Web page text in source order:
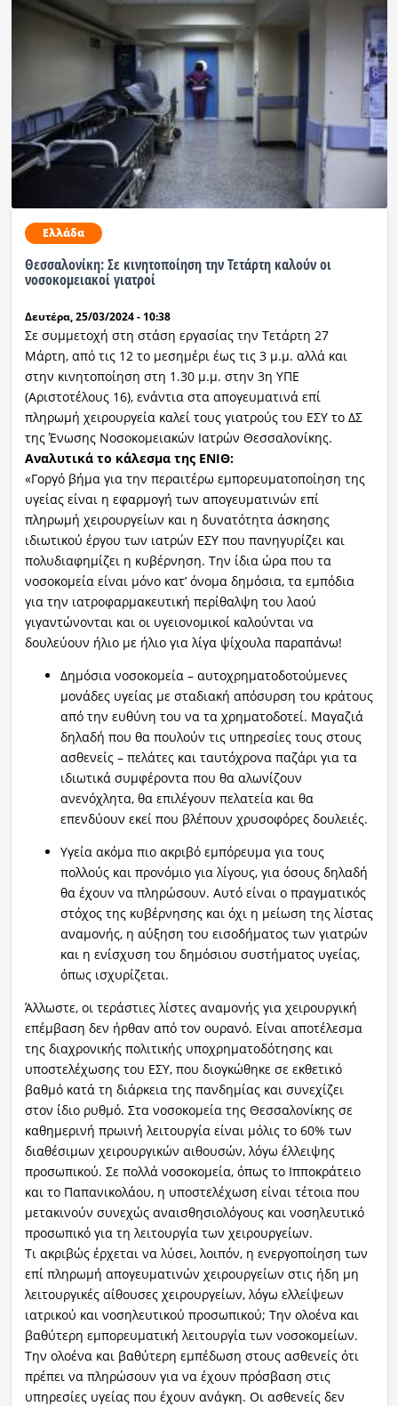
Ελλάδα
Θεσσαλονίκη: Σε κινητοποίηση την Τετάρτη καλούν οι
νοσοκομειακοί γιατροί
Δευτέρα, 25/03/2024 - 10:38
Σε συμμετοχή στη στάση εργασίας την Τετάρτη 27
Μάρτη, από τις 12 το μεσημέρι έως τις 3 μ.μ. αλλά και
στην κινητοποίηση στη 1.30 μ.μ. στην 3η ΥΠΕ
(Αριστοτέλους 16), ενάντια στα απογευματινά επί
πληρωμή χειρουργεία καλεί τους γιατρούς του ΕΣΥ το ΔΣ
της Ένωσης Νοσοκομειακών Ιατρών Θεσσαλονίκης.
Αναλυτικά το κάλεσμα της ΕΝΙΘ:
«Γοργό βήμα για την περαιτέρω εμπορευματοποίηση της
υγείας είναι η εφαρμογή των απογευματινών επί
πληρωμή χειρουργείων και η δυνατότητα άσκησης
ιδιωτικού έργου των ιατρών ΕΣΥ που πανηγυρίζει και
πολυδιαφημίζει η κυβέρνηση. Την ίδια ώρα που τα
νοσοκομεία είναι μόνο κατ’ όνομα δημόσια, τα εμπόδια
για την ιατροφαρμακευτική περίθαλψη του λαού
γιγαντώνονται και οι υγειονομικοί καλούνται να
δουλεύουν ήλιο με ήλιο για λίγα ψίχουλα παραπάνω!
Δημόσια νοσοκομεία – αυτοχρηματοδοτούμενες
μονάδες υγείας με σταδιακή απόσυρση του κράτους
από την ευθύνη του να τα χρηματοδοτεί. Μαγαζιά
δηλαδή που θα πουλούν τις υπηρεσίες τους στους
ασθενείς – πελάτες και ταυτόχρονα παζάρι για τα
ιδιωτικά συμφέροντα που θα αλωνίζουν
ανενόχλητα, θα επιλέγουν πελατεία και θα
επενδύουν εκεί που βλέπουν χρυσοφόρες δουλειές.
Υγεία ακόμα πιο ακριβό εμπόρευμα για τους
πολλούς και προνόμιο για λίγους, για όσους δηλαδή
θα έχουν να πληρώσουν. Αυτό είναι ο πραγματικός
στόχος της κυβέρνησης και όχι η μείωση της λίστας
αναμονής, η αύξηση του εισοδήματος των γιατρών
και η ενίσχυση του δημόσιου συστήματος υγείας,
όπως ισχυρίζεται.
Άλλωστε, οι τεράστιες λίστες αναμονής για χειρουργική
επέμβαση δεν ήρθαν από τον ουρανό. Είναι αποτέλεσμα
της διαχρονικής πολιτικής υποχρηματοδότησης και
υποστελέχωσης του ΕΣΥ, που διογκώθηκε σε εκθετικό
βαθμό κατά τη διάρκεια της πανδημίας και συνεχίζει
στον ίδιο ρυθμό. Στα νοσοκομεία της Θεσσαλονίκης σε
καθημερινή πρωινή λειτουργία είναι μόλις το 60% των
διαθέσιμων χειρουργικών αιθουσών, λόγω έλλειψης
προσωπικού. Σε πολλά νοσοκομεία, όπως το Ιπποκράτειο
και το Παπανικολάου, η υποστελέχωση είναι τέτοια που
μετακινούν συνεχώς αναισθησιολόγους και νοσηλευτικό
προσωπικό για τη λειτουργία των χειρουργείων.
Τι ακριβώς έρχεται να λύσει, λοιπόν, η ενεργοποίηση των
επί πληρωμή απογευματινών χειρουργείων στις ήδη μη
λειτουργικές αίθουσες χειρουργείων, λόγω ελλείψεων
ιατρικού και νοσηλευτικού προσωπικού; Την ολοένα και
βαθύτερη εμπορευματική λειτουργία των νοσοκομείων.
Την ολοένα και βαθύτερη εμπέδωση στους ασθενείς ότι
πρέπει να πληρώσουν για να έχουν πρόσβαση στις
υπηρεσίες υγείας που έχουν ανάγκη. Οι ασθενείς δεν